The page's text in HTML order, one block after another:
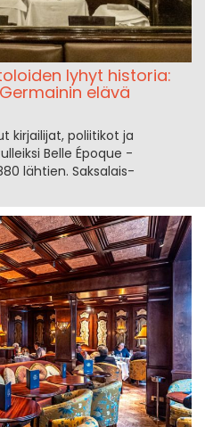
lyhyt historia:
elävä
kirjailijat, poliitikot ja
Belle Époque -
lähtien. Saksalais-